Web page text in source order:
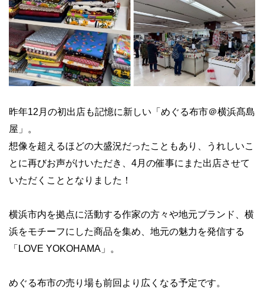
昨年12月の初出店も記憶に新しい「めぐる布市＠横浜髙島
屋」。
想像を超えるほどの大盛況だったこともあり、うれしいこ
とに再びお声がけいただき、4月の催事にまた出店させて
いただくこととなりました！
横浜市内を拠点に活動する作家の方々や地元ブランド、横
浜をモチーフにした商品を集め、地元の魅力を発信する
「LOVE YOKOHAMA」。
めぐる布市の売り場も前回より広くなる予定です。